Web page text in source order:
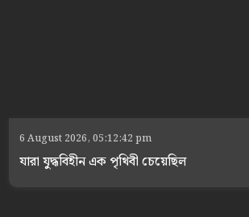
6 August 2026, 05:12:42 pm
যারা যুদ্ধবিহীন এক পৃথিবী চেয়েছিল